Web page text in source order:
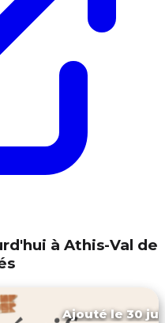
à Athis-Val de
Ajouté le 30